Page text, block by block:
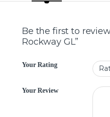
Be the first to
Rockway GL”
Your Rating
Your Review